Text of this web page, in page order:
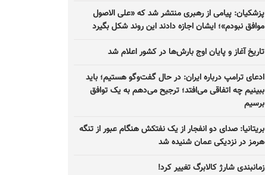
پزشکیان: پیامی از رهبری منتشر شد که «علی الاصول
موافق نبودم»؛ ایشان اجازه دادند این روند شکل بگیرد
تاریخ آغاز و پایان اوج بارش‌ها در کشور اعلام شد
ادعای ترامپ درباره ایران: در حال گفت‌و‌گو هستیم؛ باید
ببینیم چه اتفاقی می‌افتد؛ ترجیح می‌دهم به یک توافق
برسیم
بریتانیا: صدای دو انفجار از یک نفتکش هنگام عبور از تنگه
هرمز در نزدیکی عمان شنیده شد
زمانبندی شارژ کالابرگ تغییر کرد!